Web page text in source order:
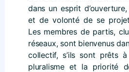
dans un esprit
et de volonté de se
Les membres de partis,
réseaux, sont bienvenus
collectif, s’ils sont prêts
pluralisme et la priorité